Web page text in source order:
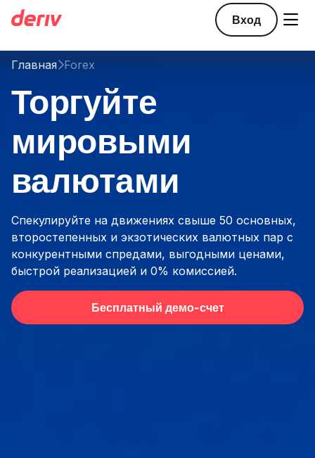
Вход 
ГлавнаяForex
Торгуйте
мировыми
валютами
Спекулируйте на движениях свыше 50 основных,
второстепенных и экзотических валютных пар с
конкурентными спредами, выгодными ценами,
быстрой реализацией и 0% комиссией.
Бесплатный демо-счет